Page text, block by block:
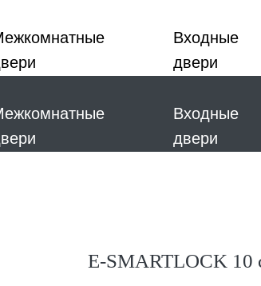
Входные
двери
Входные
двери
E-SMARTLOCK